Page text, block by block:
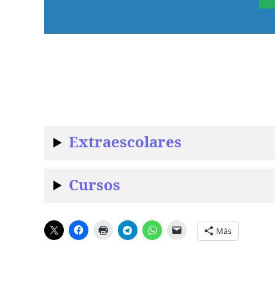
Extraescolares
Cursos
Más